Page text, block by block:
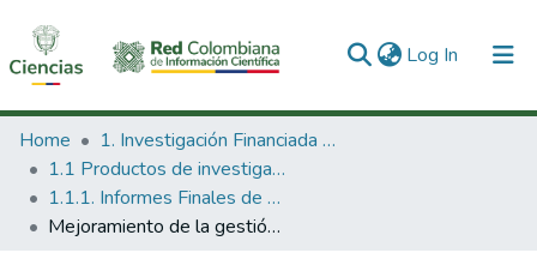
Log In (current)
Communities & Collections
All of DSpace
Statistics
Home
1. Investigación Financiada con Recursos Públicos
1.1 Productos de investigación
1.1.1. Informes Finales de Proyectos de Investigación
Mejoramiento de la gestión de incubar Urabá por medio de la creación de centros universidad de desarrollo agroindustrial en la subregión de Urabá